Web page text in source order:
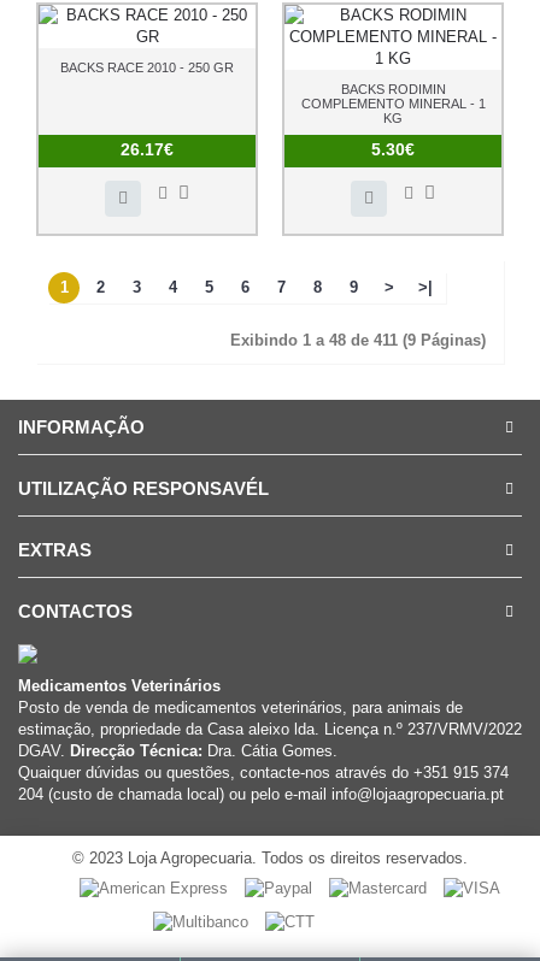
BACKS RACE 2010 - 250 GR
26.17€
BACKS RODIMIN
COMPLEMENTO MINERAL - 1
KG
5.30€
1 2 3 4 5 6 7 8 9 > >|
Exibindo 1 a 48 de 411 (9 Páginas)
INFORMAÇÃO
UTILIZAÇÃO RESPONSAVÉL
EXTRAS
CONTACTOS
Medicamentos Veterinários
Posto de venda de medicamentos veterinários, para animais de
estimação, propriedade da Casa aleixo lda. Licença n.º 237/VRMV/2022
DGAV. Direcção Técnica: Dra. Cátia Gomes.
Quaiquer dúvidas ou questões, contacte-nos através do +351 915 374
204 (custo de chamada local) ou pelo e-mail info@lojaagropecuaria.pt
© 2023 Loja Agropecuaria. Todos os direitos reservados.